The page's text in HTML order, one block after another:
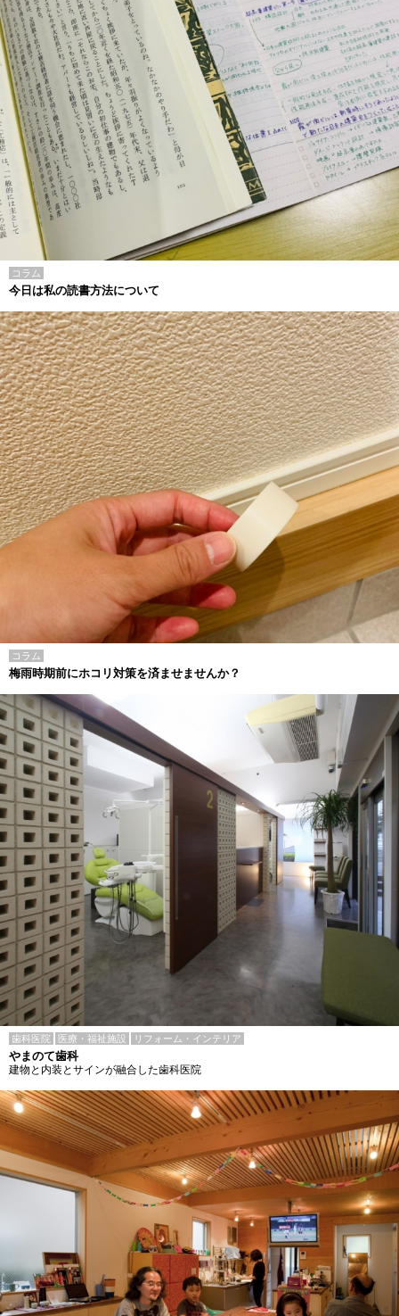
コラム
今日は私の読書方法について
コラム
梅雨時期前にホコリ対策を済ませませんか？
歯科医院 医療・福祉施設 リフォーム・インテリア
やまのて歯科
建物と内装とサインが融合した歯科医院